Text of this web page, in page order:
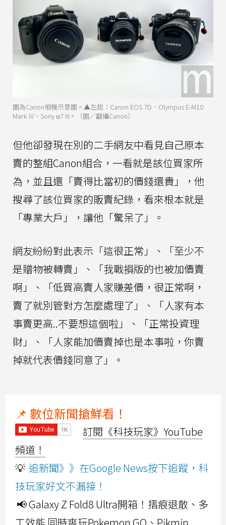
圖為Canon相機示意圖。▲左起：Canon EOS 7D、Olympus E-M10
Mark IV、Sony α7 III。（圖／翻攝Canon）
但他卻發現在別的二手網友中看見自己原本
賣的整組Canon組合，一看就是該位買家所
為，並且還「賣得比當初的價錢還貴」，他
搜尋了該位買家的販賣紀錄，看來根本就是
「專業大戶」，讓他「驚呆了」。
網友紛紛對此表示「這很正常」、「至少不
是贈物被轉賣」、「我戰損版的也被加價賣
啊」、「低買高賣人家賺差價，很正常啊，
賣了就別管對方怎麼處理了」、「人家有本
事賣更高..不要想這個啦」、「正常投資理
財」、「人家能加價賣掉也是本事啦，你賣
掉就代表價錢同意了」。
📌 數位新聞搶鮮看！
訂閱《科技玩家》YouTube
頻道！
💡 追新聞》》在Google News按下追蹤，科
技玩家好文不漏接！
📢 Galaxy Z Fold8 Ultra開箱！摺痕退散、多